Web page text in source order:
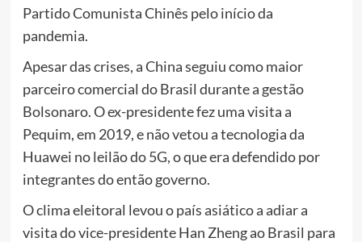
Partido Comunista Chinês pelo início da
pandemia.
Apesar das crises, a China seguiu como maior
parceiro comercial do Brasil durante a gestão
Bolsonaro. O ex-presidente fez uma visita a
Pequim, em 2019, e não vetou a tecnologia da
Huawei no leilão do 5G, o que era defendido por
integrantes do então governo.
O clima eleitoral levou o país asiático a adiar a
visita do vice-presidente Han Zheng ao Brasil para